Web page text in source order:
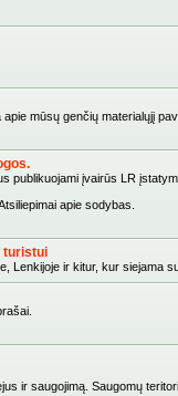
mūsų genčių materialųjį
publikuojami įvairūs LR
apie sodybas.
turistui
Lenkijoje ir kitur, kur siejama
ir saugojimą. Saugomų